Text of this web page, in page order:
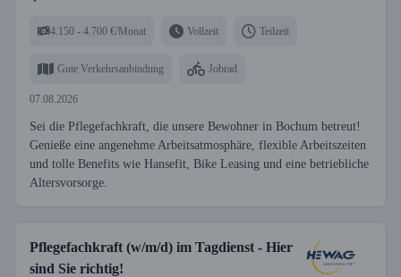
4.150 - 4.700 €/Monat Vollzeit Teilzeit
Gute Verkehrsanbindung Jobrad
07.08.2026
Sei die Pflegefachkraft, die unsere Bewohner in Bochum betreut!
Genieße eine angenehme Arbeitsatmosphäre, flexible Arbeitszeiten
und tolle Benefits wie Hansefit, Bike Leasing und eine betriebliche
Altersvorsorge.
Pflegefachkraft (w/m/d) im Tagdienst - Hier
sind Sie richtig!